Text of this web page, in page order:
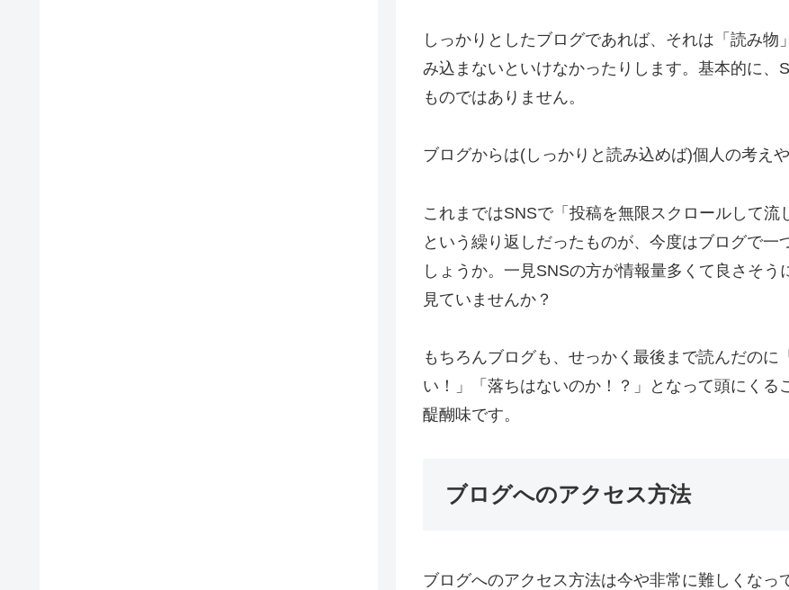
しっかりとしたブログであれば、それは「読み
み込まないといけなかったりします。基本的に
ものではありません。
ブログからは(しっかりと読み込めば)個人の考え
これまではSNSで「投稿を無限スクロールして流
という繰り返しだったものが、今度はブログで
しょうか。一見SNSの方が情報量多くて良さそ
見ていませんか？
もちろんブログも、せっかく最後まで読んだの
い！」「落ちはないのか！？」となって頭にく
醍醐味です。
ブログへのアクセス方法
ブログへのアクセス方法は今や非常に難しくなっ